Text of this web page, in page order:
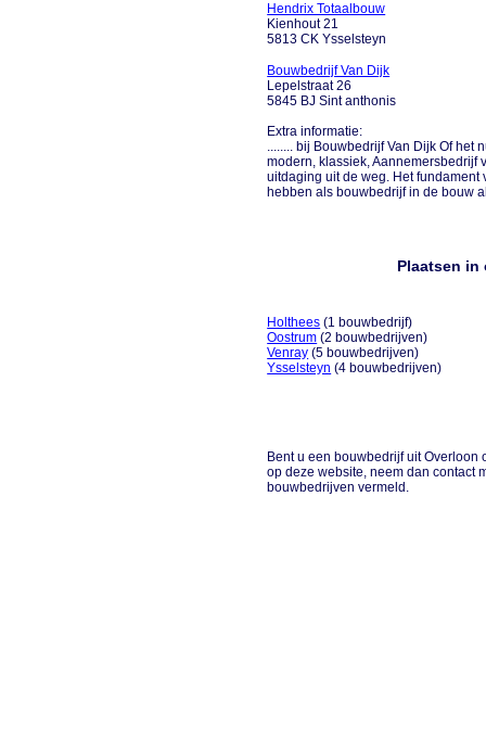
Hendrix Totaalbouw
Kienhout 21
5813 CK Ysselsteyn
Bouwbedrijf Van Dijk
Lepelstraat 26
5845 BJ Sint anthonis
Extra informatie:
........ bij Bouwbedrijf Van Dijk Of het
modern, klassiek, Aannemersbedrijf
uitdaging uit de weg. Het
hebben als bouwbedrijf in de bouw
Plaatsen in
Holthees (1 bouwbedrijf)
Oostrum (2 bouwbedrijven)
Venray (5 bouwbedrijven)
Ysselsteyn (4 bouwbedrijven)
Bent u een bouwbedrijf uit
op deze website, neem dan contact
bouwbedrijven vermeld.